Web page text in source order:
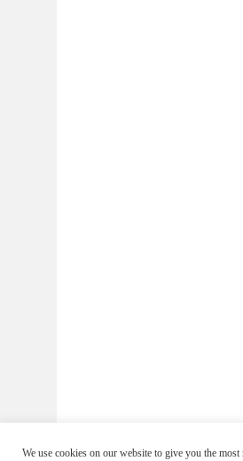
We use cookies on our website to give you the most